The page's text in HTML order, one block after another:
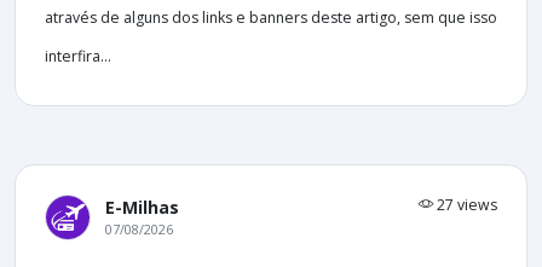
através de alguns dos links e banners deste artigo, sem que isso
interfira...
E-Milhas 27 views
07/08/2026